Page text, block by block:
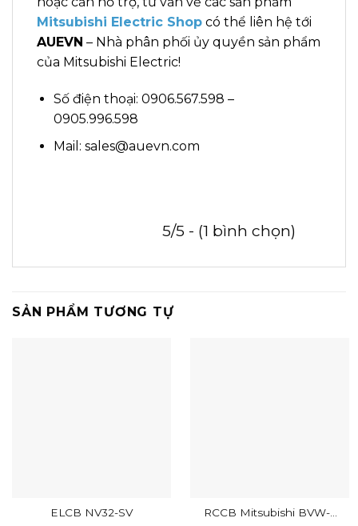
Mitsubishi Electric Shop có thể liên hệ tới
AUEVN – Nhà phân phối ủy quyền sản phẩm
của Mitsubishi Electric!
Số điện thoại: 0906.567.598 –
0905.996.598
Mail: sales@auevn.com
5/5 - (1 bình chọn)
SẢN PHẨM TƯƠNG TỰ
ELCB NV32-SV
RCCB Mitsubishi BVW-T